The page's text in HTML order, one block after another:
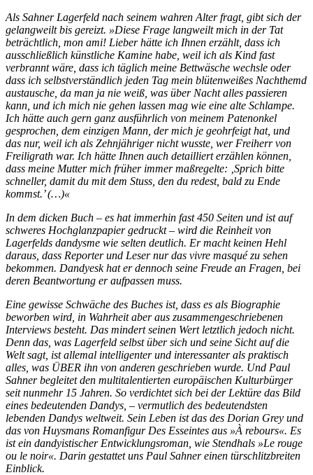
Als Sahner Lagerfeld nach seinem wahren Alter fragt, gibt sich der
gelangweilt bis gereizt. »Diese Frage langweilt mich in der Tat
beträchtlich, mon ami! Lieber hätte ich Ihnen erzählt, dass ich
ausschließlich künstliche Kamine habe, weil ich als Kind fast
verbrannt wäre, dass ich täglich meine Bettwäsche wechsle oder
dass ich selbstverständlich jeden Tag mein blütenweißes Nachthemd
austausche, da man ja nie weiß, was über Nacht alles passieren
kann, und ich mich nie gehen lassen mag wie eine alte Schlampe.
Ich hätte auch gern ganz ausführlich von meinem Patenonkel
gesprochen, dem einzigen Mann, der mich je geohrfeigt hat, und
das nur, weil ich als Zehnjähriger nicht wusste, wer Freiherr von
Freiligrath war. Ich hätte Ihnen auch detailliert erzählen können,
dass meine Mutter mich früher immer maßregelte: ‚Sprich bitte
schneller, damit du mit dem Stuss, den du redest, bald zu Ende
kommst.’ (…)«
In dem dicken Buch – es hat immerhin fast 450 Seiten und ist auf
schweres Hochglanzpapier gedruckt – wird die Reinheit von
Lagerfelds dandysme wie selten deutlich. Er macht keinen Hehl
daraus, dass Reporter und Leser nur das vivre masqué zu sehen
bekommen. Dandyesk hat er dennoch seine Freude an Fragen, bei
deren Beantwortung er aufpassen muss.
Eine gewisse Schwäche des Buches ist, dass es als Biographie
beworben wird, in Wahrheit aber aus zusammengeschriebenen
Interviews besteht. Das mindert seinen Wert letztlich jedoch nicht.
Denn das, was Lagerfeld selbst über sich und seine Sicht auf die
Welt sagt, ist allemal intelligenter und interessanter als praktisch
alles, was ÜBER ihn von anderen geschrieben wurde. Und Paul
Sahner begleitet den multitalentierten europäischen Kulturbürger
seit nunmehr 15 Jahren. So verdichtet sich bei der Lektüre das Bild
eines bedeutenden Dandys, – vermutlich des bedeutendsten
lebenden Dandys weltweit. Sein Leben ist das des Dorian Grey und
das von Huysmans Romanfigur Des Esseintes aus »À rebours«. Es
ist ein dandyistischer Entwicklungsroman, wie Stendhals »Le rouge
ou le noir«. Darin gestattet uns Paul Sahner einen türschlitzbreiten
Einblick.